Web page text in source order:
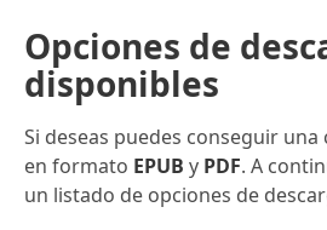
Opciones de
disponibles
Si deseas puedes conseguir
en formato EPUB y PDF. A
un listado de opciones de